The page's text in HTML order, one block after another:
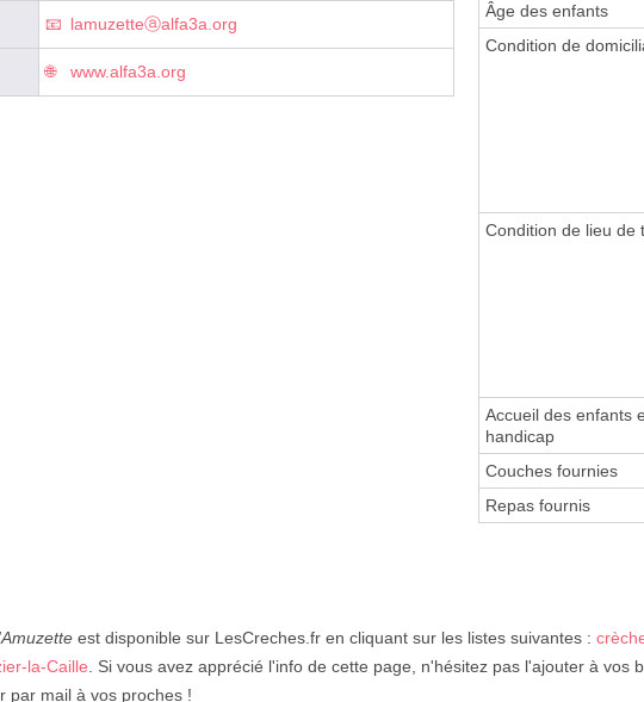
lamuzetteⓐalfa3a.org
www.alfa3a.org
Âge des enfants
Condition de
Condition de lieu de
Accueil des enfants
handicap
Couches fournies
Repas fournis
est disponible sur LesCreches.fr en cliquant sur les listes suivantes :
la-Caille . Si vous avez apprécié l'info de cette page, n'hésitez pas l'ajouter à vos
par mail à vos proches !